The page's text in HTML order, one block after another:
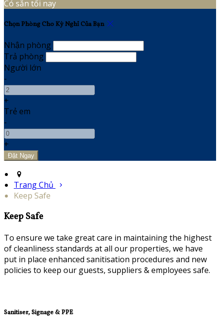
Có sẵn tối nay
Chọn Phòng Cho Kỳ Nghỉ Của Bạn
Nhận phòng
Trả phòng
Người lớn
-
+
Trẻ em
-
+
Trang Chủ
Keep Safe
Keep Safe
To ensure we take great care in maintaining the highest
of cleanliness standards at all our properties, we have
put in place enhanced sanitisation procedures and new
policies to keep our guests, suppliers & employees safe.
Sanitiser, Signage & PPE